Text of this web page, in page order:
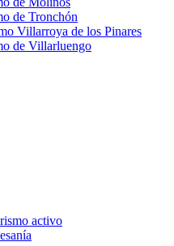
de Tronchón
Villarroya de los Pinares
de Villarluengo
activo